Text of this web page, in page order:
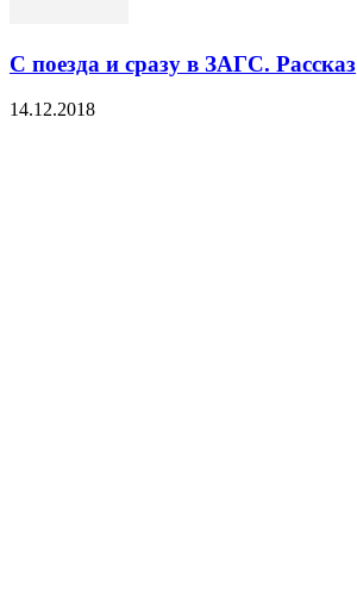
С поезда и сразу в ЗАГС. Рассказ
14.12.2018